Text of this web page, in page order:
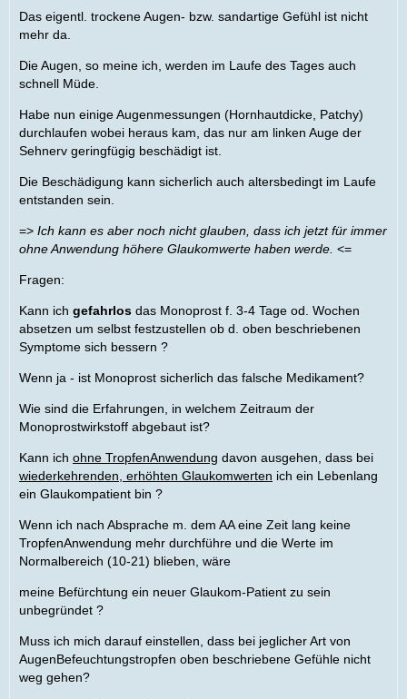
Das eigentl. trockene Augen- bzw. sandartige Gefühl ist nicht
mehr da.
Die Augen, so meine ich, werden im Laufe des Tages auch
schnell Müde.
Habe nun einige Augenmessungen (Hornhautdicke, Patchy)
durchlaufen wobei heraus kam, das nur am linken Auge der
Sehnerv geringfügig beschädigt ist.
Die Beschädigung kann sicherlich auch altersbedingt im Laufe
entstanden sein.
=> Ich kann es aber noch nicht glauben, dass ich jetzt für immer
ohne Anwendung höhere Glaukomwerte haben werde. <=
Fragen:
Kann ich gefahrlos das Monoprost f. 3-4 Tage od. Wochen
absetzen um selbst festzustellen ob d. oben beschriebenen
Symptome sich bessern ?
Wenn ja - ist Monoprost sicherlich das falsche Medikament?
Wie sind die Erfahrungen, in welchem Zeitraum der
Monoprostwirkstoff abgebaut ist?
Kann ich ohne TropfenAnwendung davon ausgehen, dass bei
wiederkehrenden, erhöhten Glaukomwerten ich ein Lebenlang
ein Glaukompatient bin ?
Wenn ich nach Absprache m. dem AA eine Zeit lang keine
TropfenAnwendung mehr durchführe und die Werte im
Normalbereich (10-21) blieben, wäre
meine Befürchtung ein neuer Glaukom-Patient zu sein
unbegründet ?
Muss ich mich darauf einstellen, dass bei jeglicher Art von
AugenBefeuchtungstropfen oben beschriebene Gefühle nicht
weg gehen?